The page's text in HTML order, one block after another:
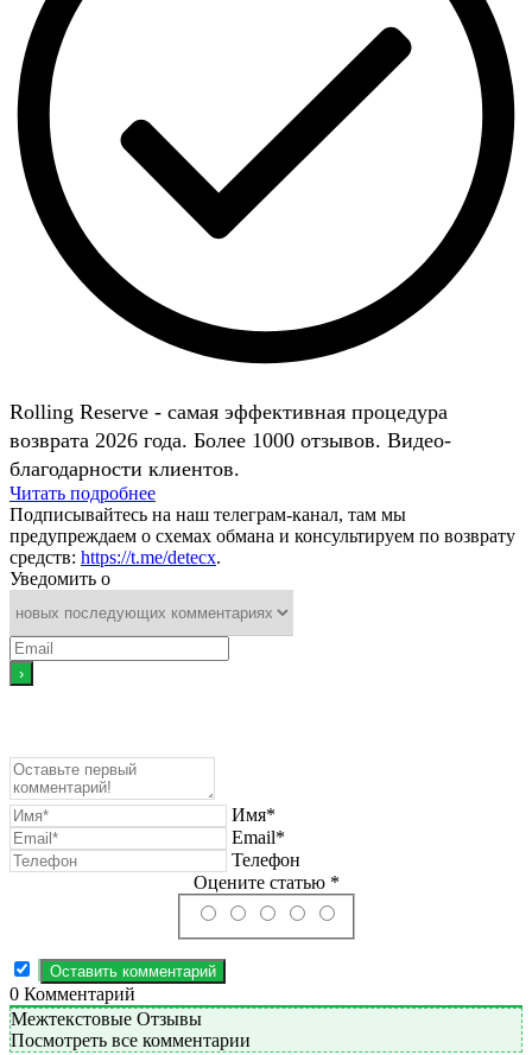
Rolling Reserve - самая эффективная процедура
возврата 2026 года. Более 1000 отзывов. Видео-
благодарности клиентов.
Читать подробнее
Подписывайтесь на наш телеграм-канал, там мы
предупреждаем о схемах обмана и консультируем по возврату
средств: https://t.me/detecx.
Уведомить о
Имя*
Email*
Телефон
Оцените статью *
0 Комментарий
Межтекстовые Отзывы
Посмотреть все комментарии